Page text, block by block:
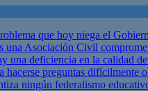
que hoy niega el
una Asociación Civil
una deficiencia en la calidad
preguntas difícilmente
ningún federalismo